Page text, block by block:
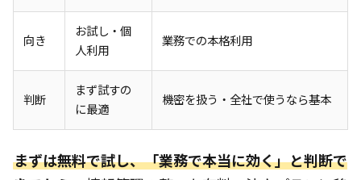
向き
お試し・個
人利用
業務での本格利用
判断
まず試すの
に最適
機密を扱う・全社で使うなら基本
まずは無料で試し、「業務で本当に効く」と判断で